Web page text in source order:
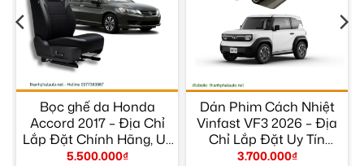
Bọc ghế da Honda
Accord 2017 – Địa Chỉ
Lắp Đặt Chính Hãng, Uy
Tín TPHCM
5.500.000₫
Dán Phim Cách Nhiệt
Vinfast VF3 2026 – Địa
Chỉ Lắp Đặt Uy Tín
TPHCM
3.700.000₫